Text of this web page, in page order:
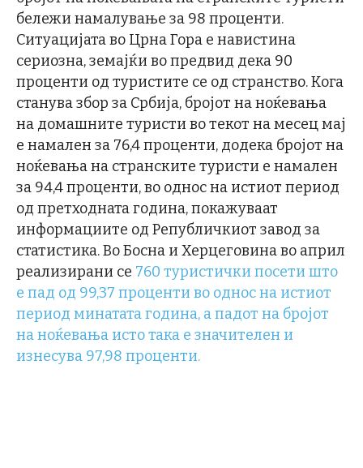
бележи намалување за 98 проценти.
Ситуацијата во Црна Гора е навистина
сериозна, земајќи во предвид дека 90
проценти од туристите се од странство. Кога
станува збор за Србија, бројот на ноќевања
на домашните туристи во текот на месец мај
е намален за 76,4 проценти, додека бројот на
ноќевања на странските туристи е намален
за 94,4 проценти, во однос на истиот период
од претходната година, покажуваат
информациите од Републичкиот завод за
статистика. Во Босна и Херцеговина во април
реализирани се 760 туристички посети што
е пад од 99,37 проценти во однос на истиот
период минатата година, a падот на бројот
на ноќевања исто така е значителен и
изнесува 97,98 проценти.